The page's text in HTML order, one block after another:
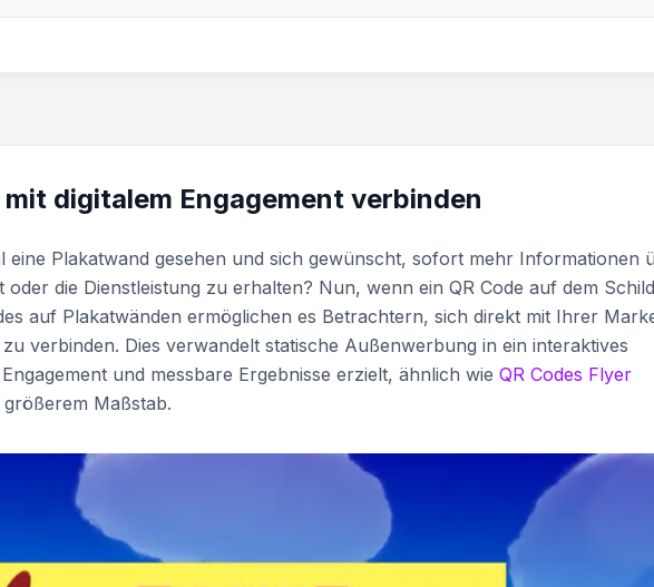
digitalem Engagement verbinden
eine Plakatwand gesehen und sich gewünscht, sofort mehr Informationen
die Dienstleistung zu erhalten? Nun, wenn ein QR Code auf dem
auf Plakatwänden ermöglichen es Betrachtern, sich direkt mit Ihrer
verbinden. Dies verwandelt statische Außenwerbung in ein interaktives
und messbare Ergebnisse erzielt, ähnlich wie QR Codes Flyer
Maßstab.